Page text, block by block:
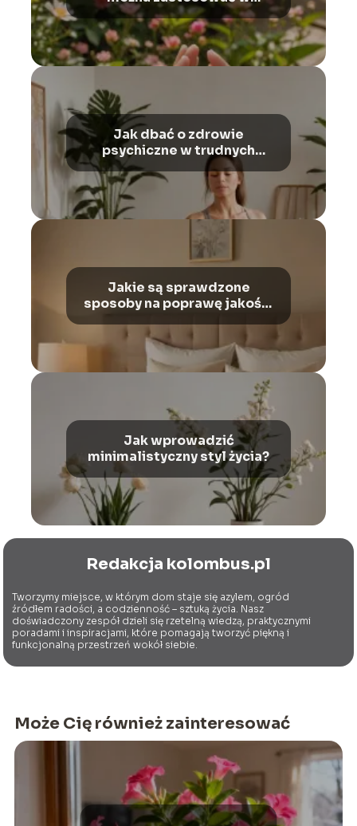
codziennym życiu?
Jak dbać o zdrowie
psychiczne w trudnych
czasach?
Jakie są sprawdzone
sposoby na poprawę jakości
Jak wprowadzić
minimalistyczny styl życia?
Redakcja kolombus.pl
Tworzymy miejsce, w którym dom staje się azylem, ogród
źródłem radości, a codzienność – sztuką życia. Nasz
doświadczony zespół dzieli się rzetelną wiedzą, praktycznymi
poradami i inspiracjami, które pomagają tworzyć piękną i
funkcjonalną przestrzeń wokół siebie.
Może Cię również zainteresować